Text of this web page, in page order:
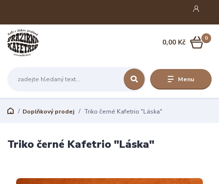
Menu
0
0,00 Kč
Doplňkový prodej Triko černé Kafetrio "Láska"
Triko černé Kafetrio "Láska"